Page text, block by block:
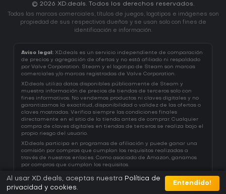
© 2026 XD.deals. Todos los derechos reservados.
Todas las marcas comerciales, títulos de juegos, logotipos e imágenes son
propiedad de sus respectivos dueños y se usan solo con fines de
identificación e información.
Aviso legal: XD.deals es un servicio independiente de comparación
de precios y agregación de ofertas y no está afiliado ni respaldado
por Valve Corporation. Steam y el logotipo de Steam son marcas
comerciales y/o marcas registradas de Valve Corporation.
XD.deals utiliza datos disponibles públicamente de Steam y
muestra información de precios de tiendas de terceros solo con
fines informativos. No vendemos productos ni claves digitales y no
garantizamos la exactitud, disponibilidad o validez de las ofertas o
claves mostradas. Verifica siempre las condiciones finales
directamente en el sitio de la tienda antes de comprar. Cualquier
compra de claves digitales en tiendas de terceros se realiza bajo el
propio riesgo del usuario.
XD.deals participa en programas de afiliación y puede ganar una
comisión por compras que cumplan los requisitos realizadas a
través de nuestros enlaces. Como asociado de Amazon, ganamos
por compras que cumplan los requisitos.
Al usar XD.deals, aceptas nuestra Política de
privacidad y cookies
Entendido!